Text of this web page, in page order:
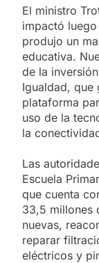
El ministro
impactó
produjo un
educativa.
de la
Igualdad, que
plataforma
uso de la
la
Las
Escuela
que cuenta
33,5 millones
nuevas,
reparar
eléctricos y